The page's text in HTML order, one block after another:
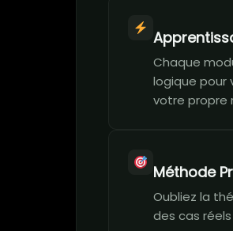
Chaque
logique pour
votre propre
Méthode
Oubliez la
des cas